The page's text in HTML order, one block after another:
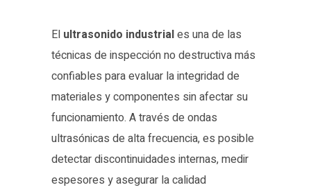
El ultrasonido industriales una de las
técnicas de inspección no destructiva más
confiables para evaluar la integridad de
materiales y componentes sin afectar su
funcionamiento. A través de ondas
ultrasónicas de alta frecuencia, es posible
detectar discontinuidades internas, medir
espesores y asegurar la calidad